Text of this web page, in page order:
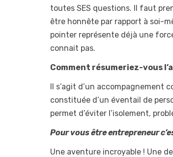
toutes SES questions. Il faut
être honnête par rapport à soi-
pointer représente déjà une
connait pas.
Comment résumeriez-vous
Il s’agit d’un accompagnement
constituée d’un éventail de
permet d’éviter l’isolement,
Pour vous être entrepreneur
Une aventure incroyable ! Une